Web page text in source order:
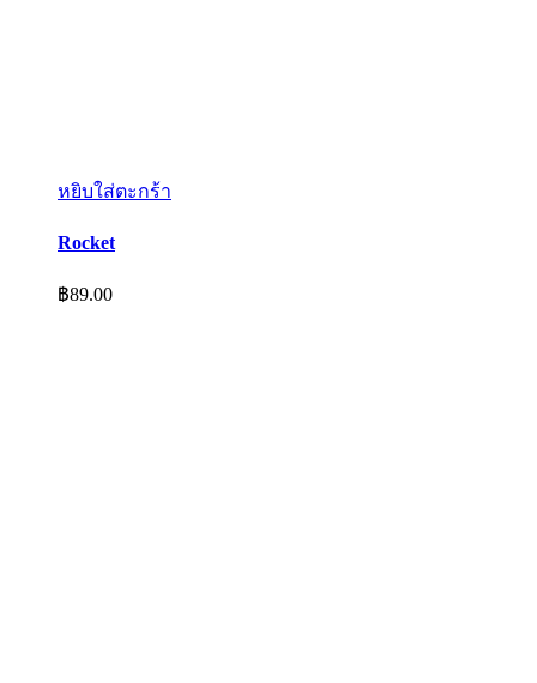
หยิบใส่ตะกร้า
Rocket
฿89.00